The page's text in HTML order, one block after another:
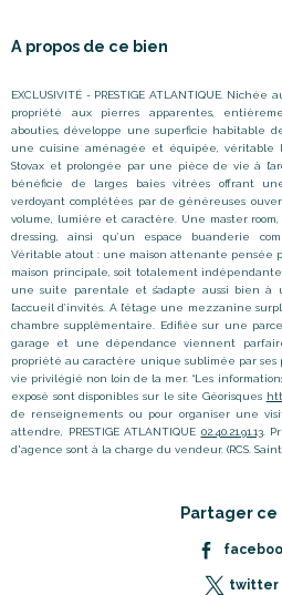
A propos de ce bien
EXCLUSIVITÉ - PRESTIGE ATLANTIQUE. Nichée
propriété aux pierres apparentes,
abouties, développe une superficie habitable
une cuisine aménagée et équipée, véritable
Stovax et prolongée par une pièce de vie à l’
bénéficie de larges baies vitrées offrant
verdoyant complétées par de généreuses
volume, lumière et caractère. Une master
dressing, ainsi qu’un espace buanderie
Véritable atout : une maison attenante pensée
maison principale, soit totalement
une suite parentale et s’adapte aussi bien à
l’accueil d’invités. A l’étage une mezzanine
chambre supplémentaire. Edifiée sur une
garage et une dépendance viennent
propriété au caractère unique sublimée par
vie privilégié non loin de la mer. “Les
exposé sont disponibles sur le site Géorisques
de renseignements ou pour organiser une
attendre, PRESTIGE ATLANTIQUE 02.40.21.91.13.
d'agence sont à la charge du vendeur. (RCS.
Partager ce
twitter